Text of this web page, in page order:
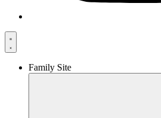
Family Site